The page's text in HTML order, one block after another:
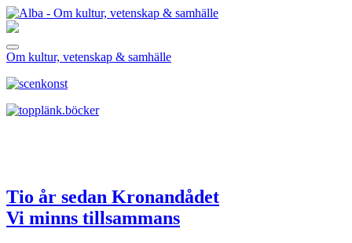
Om kultur, vetenskap & samhälle
Tio år sedan Kronandådet
Vi minns tillsammans